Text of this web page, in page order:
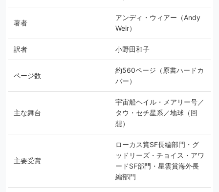
著者
アンディ・ウィアー（Andy
Weir）
訳者 小野田和子
ページ数
約560ページ（原書ハードカ
バー）
主な舞台
宇宙船ヘイル・メアリー号／
タウ・セチ星系／地球（回
想）
主要受賞
ローカス賞SF長編部門・グ
ッドリーズ・チョイス・アワ
ードSF部門・星雲賞海外長
編部門